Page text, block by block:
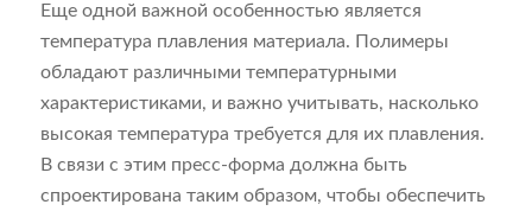
Еще одной важной особенностью является
температура плавления материала. Полимеры
обладают различными температурными
характеристиками, и важно учитывать, насколько
высокая температура требуется для их плавления.
В связи с этим пресс-форма должна быть
спроектирована таким образом, чтобы обеспечить